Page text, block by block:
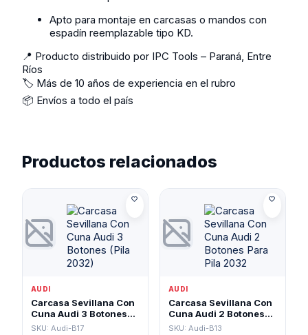
Apto para montaje en carcasas o mandos con
espadín reemplazable tipo KD.
📍 Producto distribuido por IPC Tools – Paraná, Entre
Ríos
🏷️ Más de 10 años de experiencia en el rubro
📦 Envíos a todo el país
Productos relacionados
AUDI
Carcasa Sevillana Con
Cuna Audi 3 Botones
(Pila 2032)
SKU: Audi-B17
AUDI
Carcasa Sevillana Con
Cuna Audi 2 Botones
Para Pila 2032
SKU: Audi-B13